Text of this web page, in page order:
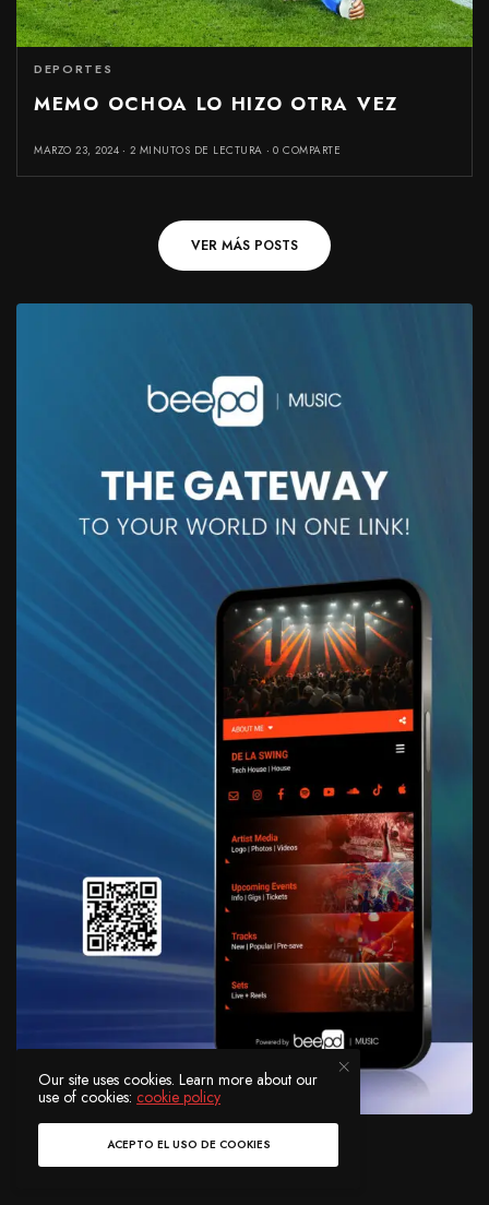
DEPORTES
MEMO OCHOA LO HIZO OTRA VEZ
MARZO 23, 2024 2 MINUTOS DE LECTURA 0 COMPARTE
VER MÁS POSTS
Our site uses cookies. Learn more about our
use of cookies:cookie policy
ACEPTO EL USO DE COOKIES